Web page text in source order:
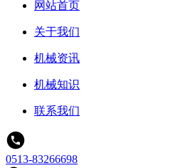
网站首页
关于我们
机械资讯
机械知识
联系我们
0513-83266698